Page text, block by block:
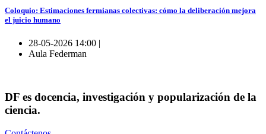
Coloquio: Estimaciones fermianas colectivas: cómo la deliberación mejora
el juicio humano
28-05-2026 14:00 |
Aula Federman
DF es docencia, investigación y popularización de la
ciencia.